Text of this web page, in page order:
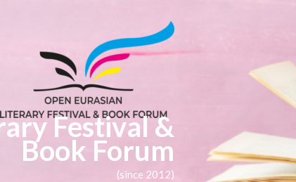
Festival &
Book Forum
(since 2012)